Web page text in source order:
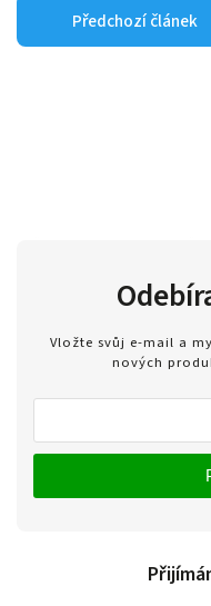
Předchozí článek
Vložte svůj e-mail a
nových